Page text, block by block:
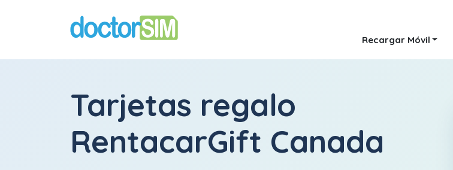
Recargar Móvil
Tarjetas regalo
RentacarGift Canada